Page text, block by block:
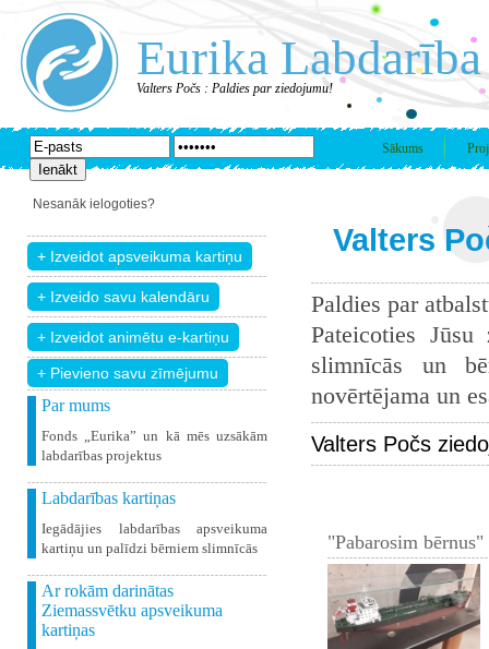
Eurika Labdarība
Valters Počs : Paldies par ziedojumu!
Sākums
Nesanāk ielogoties?
+ Pievieno savu zīmējumu
Par mums
Fonds „Eurika” un kā mēs uzsākām
labdarības projektus
Labdarības kartiņas
Iegādājies labdarības apsveikuma
kartiņu un palīdzi bērniem slimnīcās
Ar rokām darinātas
Ziemassvētku apsveikuma
kartiņas
Valters
Paldies par
Pateicoties
slimnīcās un
novērtējama un
Valters Počs
"Pabarosim